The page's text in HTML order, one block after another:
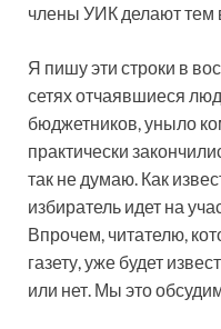
члены УИК делают тем
Я пишу эти строки в
сетях отчаявшиеся
бюджетников, уныло
практически
так не думаю. Как
избиратель идет на
Впрочем, читателю,
газету, уже будет
или нет. Мы это